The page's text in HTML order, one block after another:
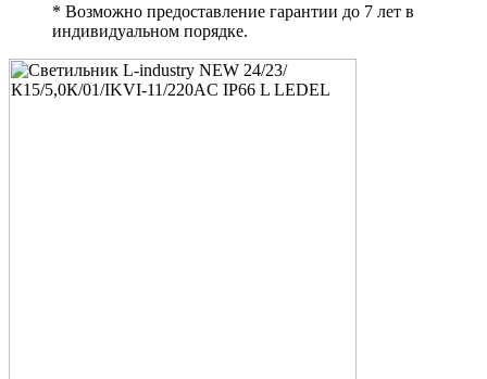
* Возможно предоставление гарантии до 7 лет в
индивидуальном порядке.